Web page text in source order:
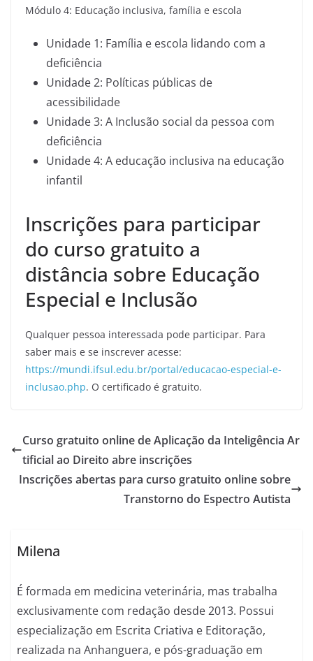
Módulo 4: Educação inclusiva, família e escola
Unidade 1: Família e escola lidando com a
deficiência
Unidade 2: Políticas públicas de
acessibilidade
Unidade 3: A Inclusão social da pessoa com
deficiência
Unidade 4: A educação inclusiva na educação
infantil
Inscrições para participar
do curso gratuito a
distância sobre Educação
Especial e Inclusão
Qualquer pessoa interessada pode participar. Para
saber mais e se inscrever acesse:
https://mundi.ifsul.edu.br/portal/educacao-especial-e-
inclusao.php. O certificado é gratuito.
Curso gratuito online de Aplicação da Inteligência Ar
tificial ao Direito abre inscrições
Inscrições abertas para curso gratuito online sobre
Transtorno do Espectro Autista
Milena
É formada em medicina veterinária, mas trabalha
exclusivamente com redação desde 2013. Possui
especialização em Escrita Criativa e Editoração,
realizada na Anhanguera, e pós-graduação em